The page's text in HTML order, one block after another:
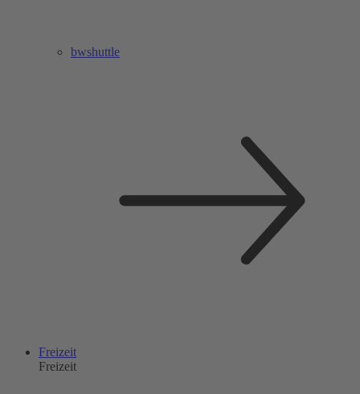
bwshuttle
Freizeit
Freizeit